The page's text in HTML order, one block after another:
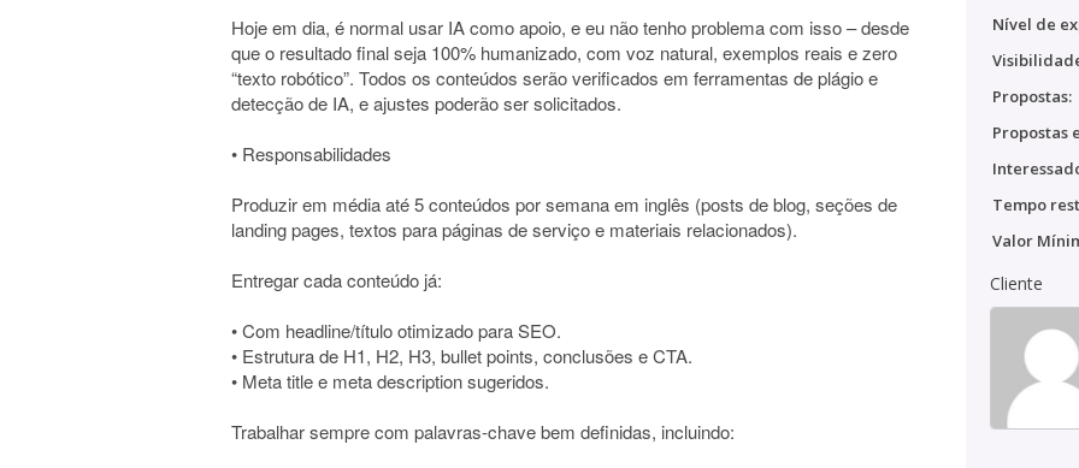
Hoje em dia, é normal usar IA como apoio, e eu não tenho problema com isso – desde
que o resultado final seja 100% humanizado, com voz natural, exemplos reais e zero
“texto robótico”. Todos os conteúdos serão verificados em ferramentas de plágio e
detecção de IA, e ajustes poderão ser solicitados.
• Responsabilidades
Produzir em média até 5 conteúdos por semana em inglês (posts de blog, seções de
landing pages, textos para páginas de serviço e materiais relacionados).
Entregar cada conteúdo já:
• Com headline/título otimizado para SEO.
• Estrutura de H1, H2, H3, bullet points, conclusões e CTA.
• Meta title e meta description sugeridos.
Trabalhar sempre com palavras-chave bem definidas, incluindo:
Nível de
Propostas:
Propostas
Tempo
Valor
Cliente